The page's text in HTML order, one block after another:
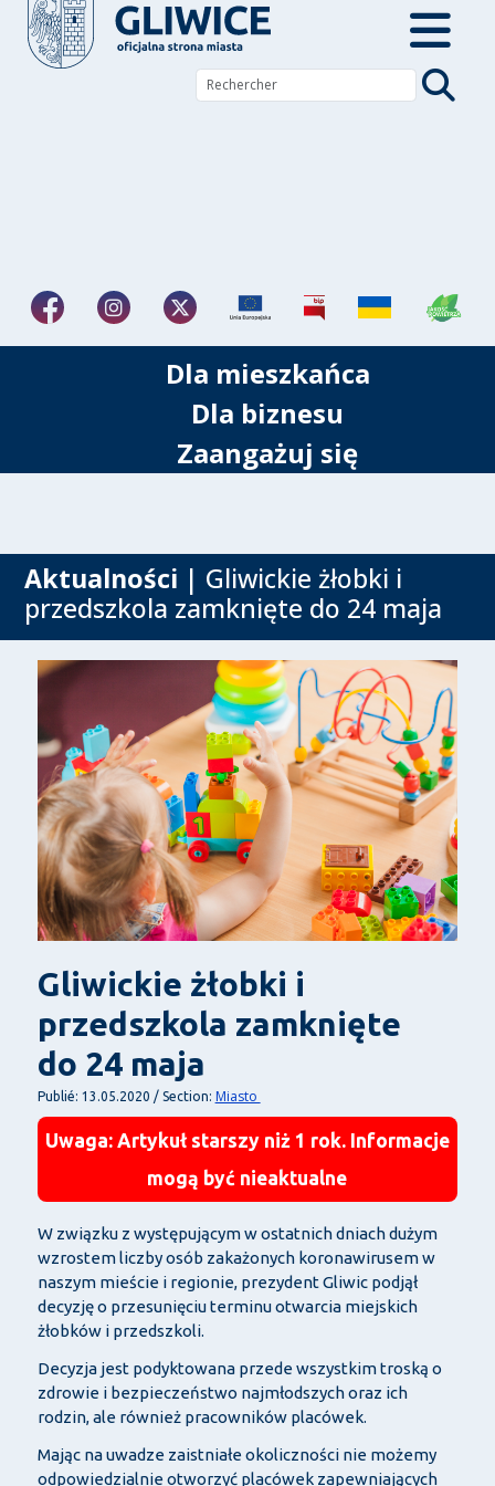
Dla mieszkańca
Dla biznesu
Zaangażuj się
Aktualności | Gliwickie żłobki i
przedszkola zamknięte do 24 maja
Gliwickie żłobki i
przedszkola zamknięte
do 24 maja
Publié: 13.05.2020 / Section: Miasto
Uwaga: Artykuł starszy niż 1 rok. Informacje
mogą być nieaktualne
W związku z występującym w ostatnich dniach dużym
wzrostem liczby osób zakażonych koronawirusem w
naszym mieście i regionie, prezydent Gliwic podjął
decyzję o przesunięciu terminu otwarcia miejskich
żłobków i przedszkoli.
Decyzja jest podyktowana przede wszystkim troską o
zdrowie i bezpieczeństwo najmłodszych oraz ich
rodzin, ale również pracowników placówek.
Mając na uwadze zaistniałe okoliczności nie możemy
odpowiedzialnie otworzyć placówek zapewniających